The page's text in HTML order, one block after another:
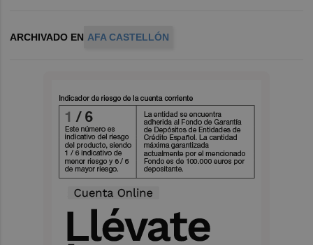
ARCHIVADO EN AFA CASTELLÓN